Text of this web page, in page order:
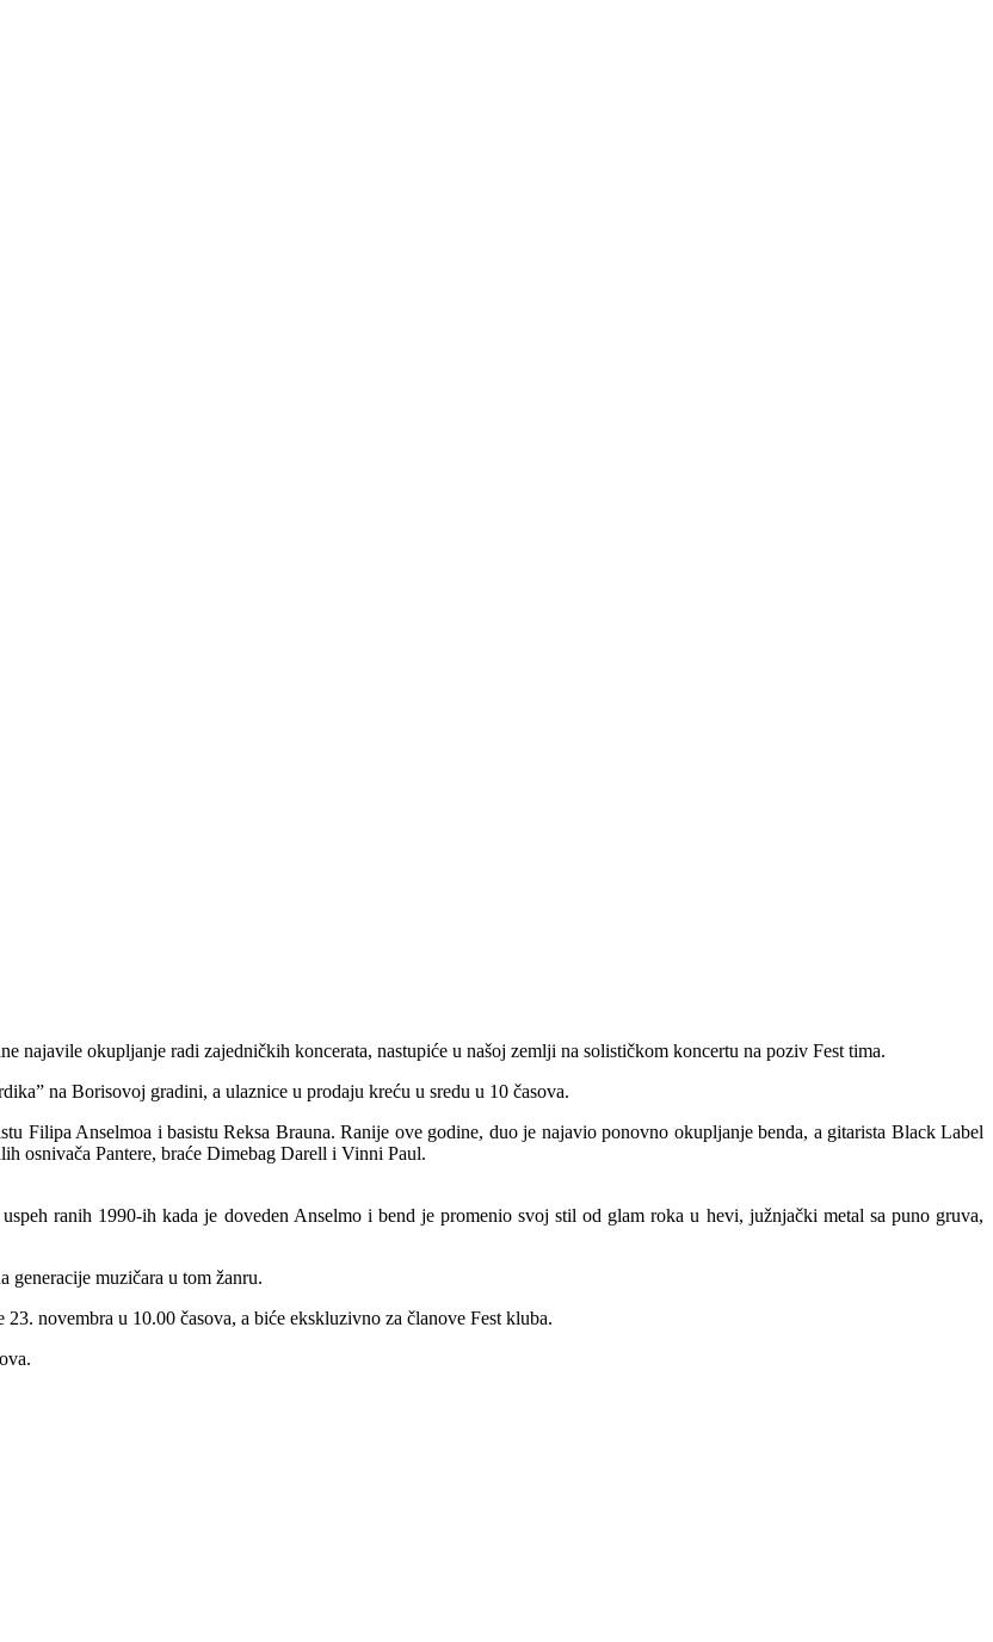
najavile okupljanje radi zajedničkih koncerata, nastupiće u našoj zemlji na solističkom koncertu na poziv Fest tima.
na Borisovoj gradini, a ulaznice u prodaju kreću u sredu u 10 časova.
Filipa Anselmoa i basistu Reksa Brauna. Ranije ove godine, duo je najavio ponovno okupljanje benda, a gitarista Black Label
osnivača Pantere, braće Dimebag Darell i Vinni Paul.
ranih 1990-ih kada je doveden Anselmo i bend je promenio svoj stil od glam roka u hevi, južnjački metal sa puno gruva,
generacije muzičara u tom žanru.
novembra u 10.00 časova, a biće ekskluzivno za članove Fest kluba.